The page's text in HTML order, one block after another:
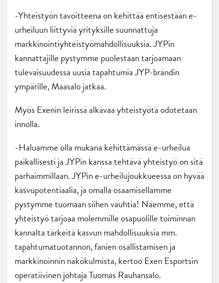
-Yhteistyön tavoitteena on kehittää entisestään e-
urheiluun liittyviä yrityksille suunnattuja
markkinointiyhteistyömahdollisuuksia. JYPin
kannattajille pystymme puolestaan tarjoamaan
tulevaisuudessa uusia tapahtumia JYP-brändin
ympärille, Maasalo jatkaa.
Myös Exenin leirissä alkavaa yhteistyötä odotetaan
innolla.
-Haluamme olla mukana kehittämässä e-urheilua
paikallisesti ja JYPin kanssa tehtävä yhteistyö on sitä
parhaimmillaan. JYPin e-urheilujoukkueessa on hyvää
kasvupotentiaalia, ja omalla osaamisellamme
pystymme tuomaan siihen vauhtia! Näemme, että
yhteistyö tarjoaa molemmille osapuolille toiminnan
kannalta tärkeitä kasvun mahdollisuuksia mm.
tapahtumatuotannon, fanien osallistamisen ja
markkinoinnin näkökulmista, kertoo Exen Esportsin
operatiivinen johtaja Tuomas Rauhansalo.